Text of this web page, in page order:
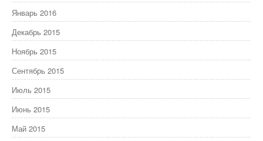
Январь 2016
Декабрь 2015
Ноябрь 2015
Сентябрь 2015
Июль 2015
Июнь 2015
Май 2015